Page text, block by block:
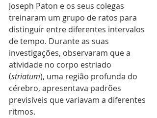
Joseph Paton e os seus colegas
treinaram um grupo de ratos para
distinguir entre diferentes intervalos
de tempo. Durante as suas
investigações, observaram que a
atividade no corpo estriado
(striatum), uma região profunda do
cérebro, apresentava padrões
previsíveis que variavam a diferentes
ritmos.